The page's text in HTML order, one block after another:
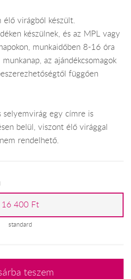
élő virágból készült.
készülnek, és az MPL vagy
munkaidőben 8-16 óra
az ajándékcsomagok
függően
selyemvirág egy címre is
belül, viszont élő virággal
rendelhető.
16 400 Ft
standard
teszem